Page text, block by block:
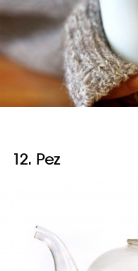
12. Pez